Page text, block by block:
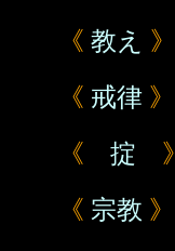
《 教え
》
《 戒律 》
《 掟 》
《 宗教